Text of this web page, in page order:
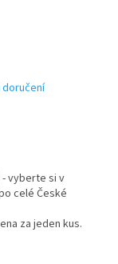
vyberte si v
celé České
za jeden kus.